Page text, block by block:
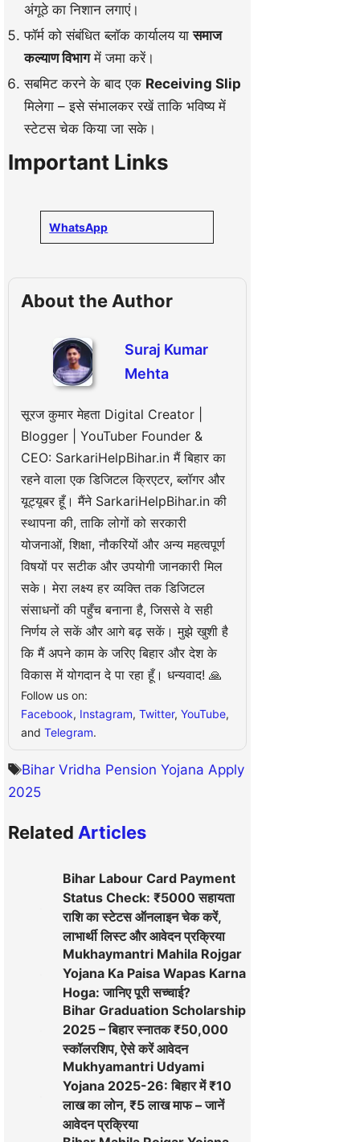
अंगूठे का निशान लगाएं।
फॉर्म को संबंधित ब्लॉक कार्यालय यासमाज
कल्याण विभागमें जमा करें।
सबमिट करने के बाद एक Receiving Slip
मिलेगा – इसे संभालकर रखें ताकि भविष्य में
स्टेटस चेक किया जा सके।
Important Links
WhatsApp
About the Author
Suraj Kumar
Mehta
सूरज कुमार मेहता Digital Creator |
Blogger | YouTuber Founder &
CEO: SarkariHelpBihar.in मैं बिहार का
रहने वाला एक डिजिटल क्रिएटर, ब्लॉगर और
यूट्यूबर हूँ। मैंने SarkariHelpBihar.in की
स्थापना की, ताकि लोगों को सरकारी
योजनाओं, शिक्षा, नौकरियों और अन्य महत्वपूर्ण
विषयों पर सटीक और उपयोगी जानकारी मिल
सके। मेरा लक्ष्य हर व्यक्ति तक डिजिटल
संसाधनों की पहुँच बनाना है, जिससे वे सही
निर्णय ले सकें और आगे बढ़ सकें। मुझे खुशी है
कि मैं अपने काम के जरिए बिहार और देश के
विकास में योगदान दे पा रहा हूँ। धन्यवाद! 🙏
Follow us on:
Facebook, Instagram, Twitter, YouTube,
and Telegram.
Bihar Vridha Pension Yojana Apply
2025
Related Articles
Bihar Labour Card Payment
Status Check: ₹5000 सहायता
राशि का स्टेटस ऑनलाइन चेक करें,
लाभार्थी लिस्ट और आवेदन प्रक्रिया
Mukhaymantri Mahila Rojgar
Yojana Ka Paisa Wapas Karna
Hoga: जानिए पूरी सच्चाई?
Bihar Graduation Scholarship
2025 – बिहार स्नातक ₹50,000
स्कॉलरशिप, ऐसे करें आवेदन
Mukhyamantri Udyami
Yojana 2025-26: बिहार में ₹10
लाख का लोन, ₹5 लाख माफ – जानें
आवेदन प्रक्रिया